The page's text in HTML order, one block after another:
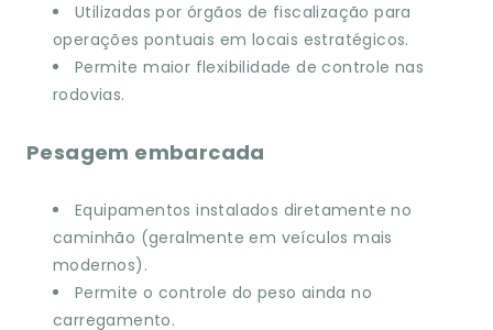
Utilizadas por órgãos de fiscalização para
operações pontuais em locais estratégicos.
Permite maior flexibilidade de controle nas
rodovias.
Pesagem embarcada
Equipamentos instalados diretamente no
caminhão (geralmente em veículos mais
modernos).
Permite o controle do peso ainda no
carregamento.